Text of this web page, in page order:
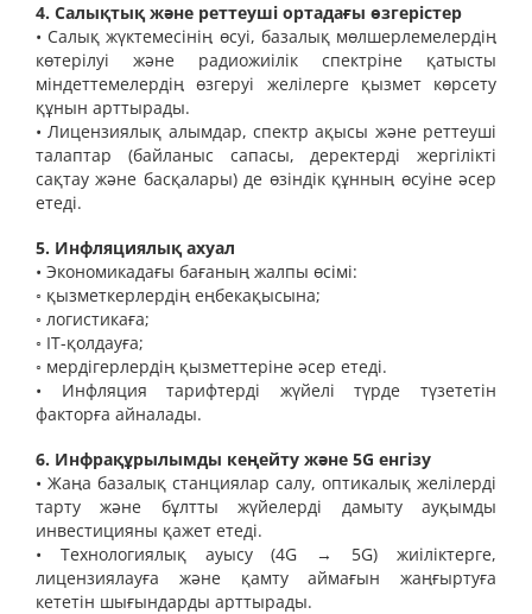
4. Салықтық және реттеуші ортадағы өзгерістер
• Салық жүктемесінің өсуі, базалық мөлшерлемелердің
көтерілуі және радиожиілік спектріне қатысты
міндеттемелердің өзгеруі желілерге қызмет көрсету
құнын арттырады.
• Лицензиялық алымдар, спектр ақысы және реттеуші
талаптар (байланыс сапасы, деректерді жергілікті
сақтау және басқалары) де өзіндік құнның өсуіне әсер
етеді.
5. Инфляциялық ахуал
• Экономикадағы бағаның жалпы өсімі:
◦ қызметкерлердің еңбекақысына;
◦ логистикаға;
◦ IT-қолдауға;
◦ мердігерлердің қызметтеріне әсер етеді.
• Инфляция тарифтерді жүйелі түрде түзететін
факторға айналады.
6. Инфрақұрылымды кеңейту және 5G енгізу
• Жаңа базалық станциялар салу, оптикалық желілерді
тарту және бұлтты жүйелерді дамыту ауқымды
инвестицияны қажет етеді.
• Технологиялық ауысу (4G → 5G) жиіліктерге,
лицензиялауға және қамту аймағын жаңғыртуға
кететін шығындарды арттырады.